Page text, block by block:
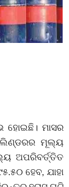
ହୋଇଛି। ମାସର
ମୂଲ୍ୟ
ଅପରିବର୍ତ୍ତିତ
ହେବ, ଯାହା